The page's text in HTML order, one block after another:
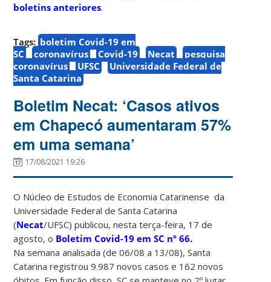
boletins anteriores.
Tags: boletim Covid-19 em
SC
coronavírus Covid-19 Necat
pesquisa
coronavírus
UFSC
Universidade Federal de
Santa Catarina
Boletim Necat: ‘Casos ativos
em Chapecó aumentaram 57%
em uma semana’
17/08/2021 19:26
O Núcleo de Estudos de Economia Catarinense da
Universidade Federal de Santa Catarina
(Necat/UFSC) publicou, nesta terça-feira, 17 de
agosto, o Boletim Covid-19 em SC nº 66.
Na semana analisada (de 06/08 a 13/08), Santa
Catarina registrou 9.987 novos casos e 162 novos